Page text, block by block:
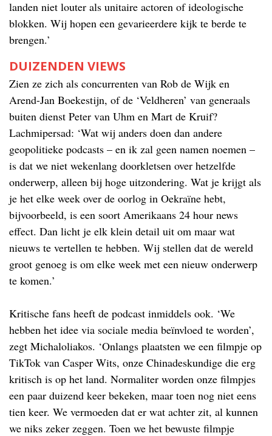
landen niet louter als unitaire actoren of ideologische
blokken. Wij hopen een gevarieerdere kijk te berde te
brengen.’
DUIZENDEN VIEWS
Zien ze zich als concurrenten van Rob de Wijk en
Arend-Jan Boekestijn, of de ‘Veldheren’ van generaals
buiten dienst Peter van Uhm en Mart de Kruif?
Lachmipersad: ‘Wat wij anders doen dan andere
geopolitieke podcasts – en ik zal geen namen noemen –
is dat we niet wekenlang doorkletsen over hetzelfde
onderwerp, alleen bij hoge uitzondering. Wat je krijgt als
je het elke week over de oorlog in Oekraïne hebt,
bijvoorbeeld, is een soort Amerikaans 24 hour news
effect. Dan licht je elk klein detail uit om maar wat
nieuws te vertellen te hebben. Wij stellen dat de wereld
groot genoeg is om elke week met een nieuw onderwerp
te komen.’
Kritische fans heeft de podcast inmiddels ook. ‘We
hebben het idee via sociale media beïnvloed te worden’,
zegt Michaloliakos. ‘Onlangs plaatsten we een filmpje op
TikTok van Casper Wits, onze Chinadeskundige die erg
kritisch is op het land. Normaliter worden onze filmpjes
een paar duizend keer bekeken, maar toen nog niet eens
tien keer. We vermoeden dat er wat achter zit, al kunnen
we niks zeker zeggen. Toen we het bewuste filmpje